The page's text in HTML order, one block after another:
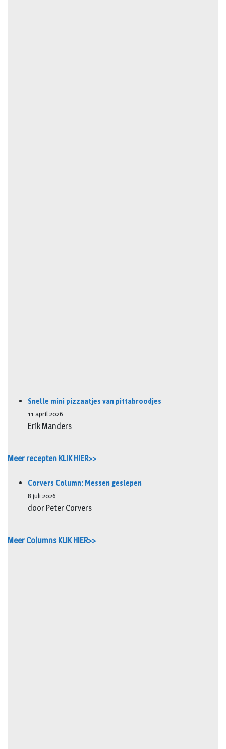
Snelle mini pizzaatjes van pittabroodjes
11 april 2026
Erik Manders
Meer recepten KLIK HIER>>
Corvers Column: Messen geslepen
8 juli 2026
door Peter Corvers
Meer Columns KLIK HIER>>